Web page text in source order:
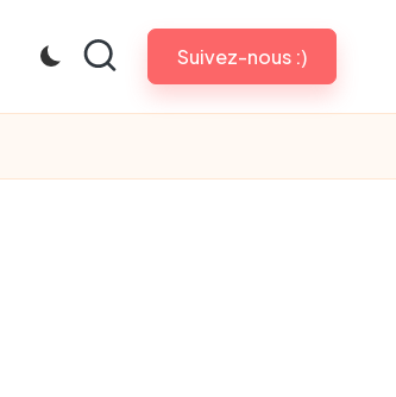
Suivez-nous :)